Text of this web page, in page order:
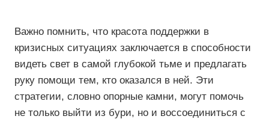
Важно помнить, что красота поддержки в
кризисных ситуациях заключается в способности
видеть свет в самой глубокой тьме и предлагать
руку помощи тем, кто оказался в ней. Эти
стратегии, словно опорные камни, могут помочь
не только выйти из бури, но и воссоединиться с